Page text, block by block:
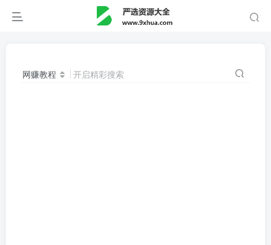
网赚教程 开启精彩搜索